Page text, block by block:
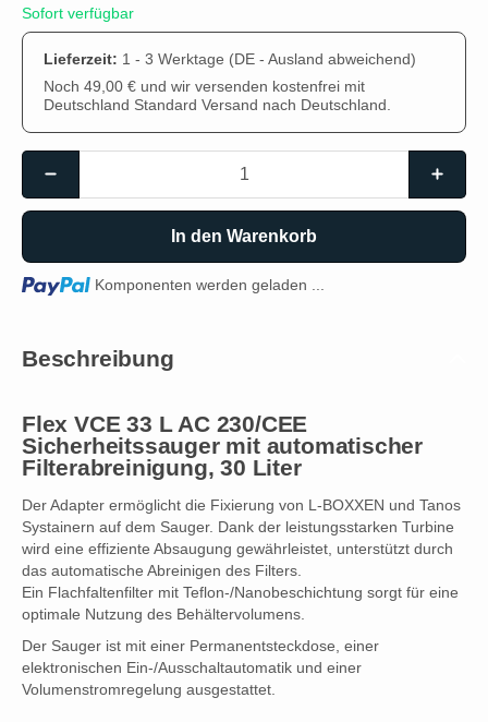
Sofort verfügbar
Lieferzeit: 1 - 3 Werktage (DE - Ausland abweichend)
Noch 49,00 € und wir versenden kostenfrei mit
Deutschland Standard Versand nach Deutschland.
In den Warenkorb
Loading... Komponenten werden geladen ...
Beschreibung
Flex VCE 33 L AC 230/CEE
Sicherheitssauger mit automatischer
Filterabreinigung, 30 Liter
Der Adapter ermöglicht die Fixierung von L-BOXXEN und Tanos
Systainern auf dem Sauger. Dank der leistungsstarken Turbine
wird eine effiziente Absaugung gewährleistet, unterstützt durch
das automatische Abreinigen des Filters.
Ein Flachfaltenfilter mit Teflon-/Nanobeschichtung sorgt für eine
optimale Nutzung des Behältervolumens.
Der Sauger ist mit einer Permanentsteckdose, einer
elektronischen Ein-/Ausschaltautomatik und einer
Volumenstromregelung ausgestattet.